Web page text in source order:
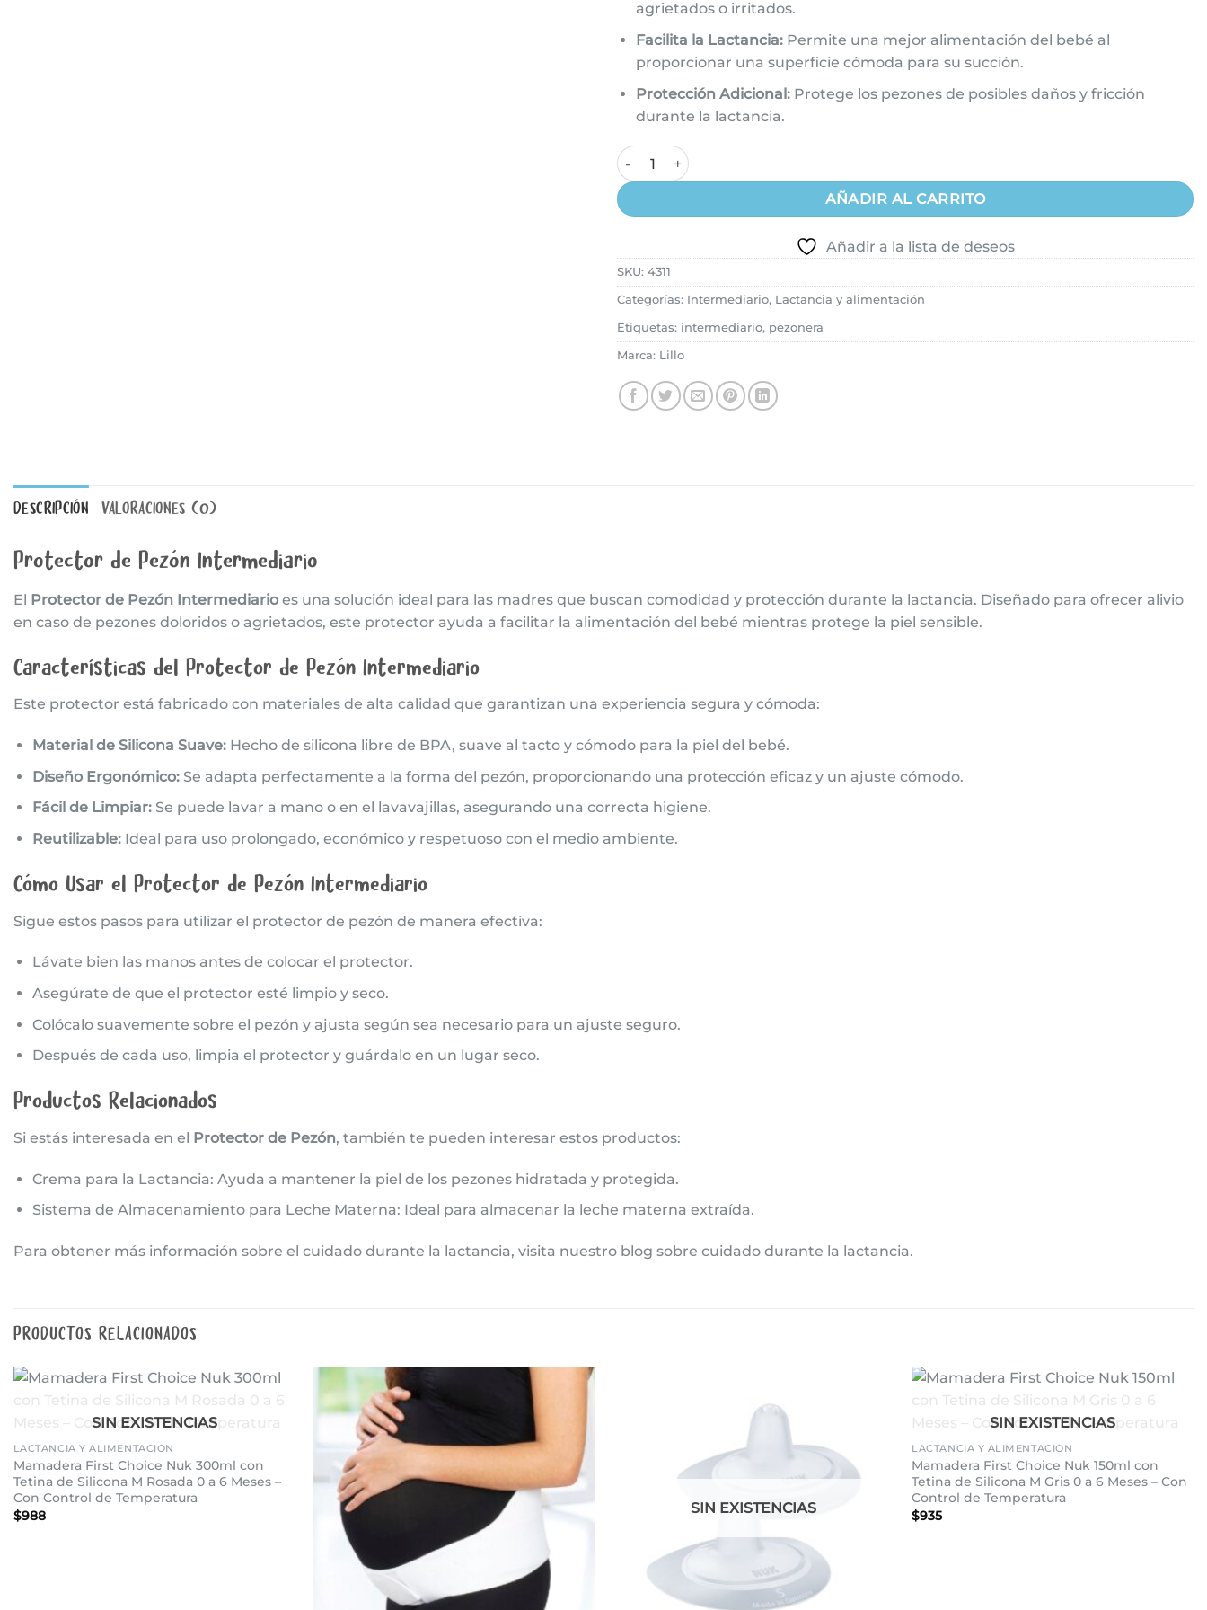
agrietados o irritados.
Facilita la Lactancia:Permite una mejor alimentación del bebé al
proporcionar una superficie cómoda para su succión.
Protección Adicional:Protege los pezones de posibles daños y fricción
durante la lactancia.
Intermediario de Silicona para Lactancia Lillo - Protector de Pezón cantidad
AÑADIR AL CARRITO
Añadir a la lista de deseos
SKU: 4311
Categorías: Intermediario, Lactancia y alimentación
Etiquetas: intermediario, pezonera
Marca: Lillo
DESCRIPCIÓN VALORACIONES (0)
Protector de Pezón Intermediario
El Protector de Pezón Intermediario es una solución ideal para las madres que buscan comodidad y protección durante la lactancia. Diseñado para ofrecer alivio
en caso de pezones doloridos o agrietados, este protector ayuda a facilitar la alimentación del bebé mientras protege la piel sensible.
Características del Protector de Pezón Intermediario
Este protector está fabricado con materiales de alta calidad que garantizan una experiencia segura y cómoda:
Material de Silicona Suave:Hecho de silicona libre de BPA, suave al tacto y cómodo para la piel del bebé.
Diseño Ergonómico:Se adapta perfectamente a la forma del pezón, proporcionando una protección eficaz y un ajuste cómodo.
Fácil de Limpiar:Se puede lavar a mano o en el lavavajillas, asegurando una correcta higiene.
Reutilizable:Ideal para uso prolongado, económico y respetuoso con el medio ambiente.
Cómo Usar el Protector de Pezón Intermediario
Sigue estos pasos para utilizar el protector de pezón de manera efectiva:
Lávate bien las manos antes de colocar el protector.
Asegúrate de que el protector esté limpio y seco.
Colócalo suavemente sobre el pezón y ajusta según sea necesario para un ajuste seguro.
Después de cada uso, limpia el protector y guárdalo en un lugar seco.
Productos Relacionados
Si estás interesada en el Protector de Pezón, también te pueden interesar estos productos:
Crema para la Lactancia: Ayuda a mantener la piel de los pezones hidratada y protegida.
Sistema de Almacenamiento para Leche Materna: Ideal para almacenar la leche materna extraída.
Para obtener más información sobre el cuidado durante la lactancia, visita nuestro blog sobre cuidado durante la lactancia.
PRODUCTOS RELACIONADOS
Añadir
a la
SIN EXISTENCIAS
LACTANCIA Y ALIMENTACIÓN
Mamadera First Choice Nuk 300ml con
Tetina de Silicona M Rosada 0 a 6 Meses –
Con Control de Temperatura
$988
deseos
SIN EXISTENCIAS
Añadir
a la
SIN EXISTENCIAS
LACTANCIA Y ALIMENTACIÓN
Mamadera First Choice Nuk 150ml con
Tetina de Silicona M Gris 0 a 6 Meses – Con
Control de Temperatura
$935